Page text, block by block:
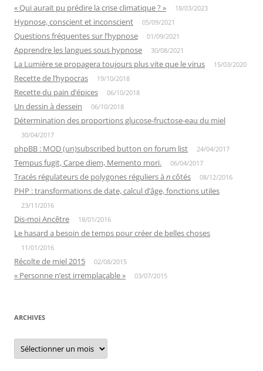
« Qui aurait pu prédire la crise climatique ? » 18/03/2023
Hypnose, conscient et inconscient 05/09/2021
Questions fréquentes sur l’hypnose 01/09/2021
Apprendre les langues sous hypnose 30/08/2021
La Lumière se propagera toujours plus vite que le virus 15/03/2020
Recette de l’hypocras 19/10/2018
Recette du pain d’épices 06/10/2018
Un dessin à dessein 06/10/2018
Détermination des proportions glucose-fructose-eau du miel
30/04/2017
phpBB : MOD (un)subscribed button on forum list 24/04/2017
Tempus fugit, Carpe diem, Memento mori. 06/04/2017
Tracés régulateurs de polygones réguliers à ncôtés 08/12/2016
PHP : transformations de date, calcul d’âge, fonctions utiles
23/11/2016
Dis-moi Ancêtre 18/01/2016
Le hasard a besoin de temps pour créer de belles choses
11/01/2016
Récolte de miel 2015 02/08/2015
« Personne n’est irremplaçable » 03/07/2015
ARCHIVES
Archives